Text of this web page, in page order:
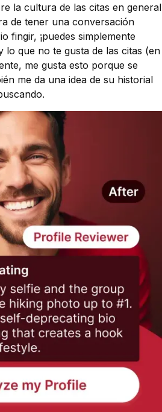
la cultura de las citas en general
de tener una conversación
fingir, ¡puedes simplemente
lo que no te gusta de las citas (en
me gusta esto porque se
me da una idea de su historial